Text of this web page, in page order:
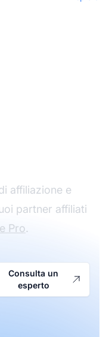
affiliazione e
partner affiliati
Pro.
Consulta un
esperto